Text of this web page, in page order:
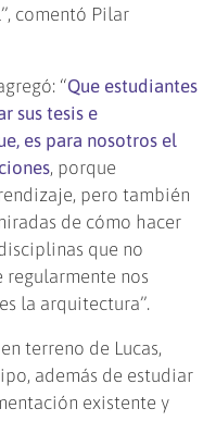
comentó Pilar
“Que estudiantes
sus tesis e
es para nosotros el
, porque
pero también
de cómo hacer
que no
regularmente nos
la arquitectura”.
terreno de Lucas,
además de estudiar
existente y